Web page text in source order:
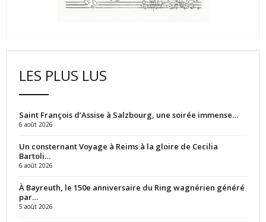
LES PLUS LUS
Saint François d’Assise à Salzbourg, une soirée immense…
6 août 2026
Un consternant Voyage à Reims à la gloire de Cecilia
Bartoli…
6 août 2026
À Bayreuth, le 150e anniversaire du Ring wagnérien généré
par…
5 août 2026